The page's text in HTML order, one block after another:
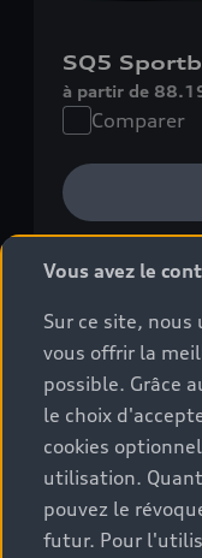
SQ5
à partir de
Comparer
Vers la
CO₂ en cycle mixte1
Essence
Vous avez le
Sur ce site, nous
vous offrir la
possible. Grâce
le choix
cookies
utilisation.
pouvez le
futur. Pour